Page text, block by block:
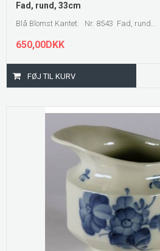
Fad, rund, 33cm
Blå Blomst Kantet: Nr. 8543 Fad, rund...
650,00DKK